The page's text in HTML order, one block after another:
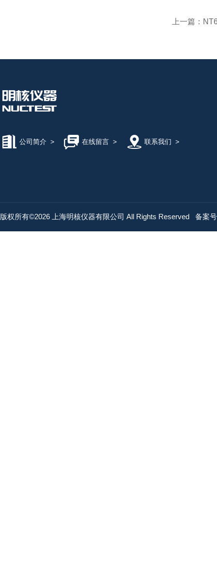
上一篇：
公司简介 > 在线留言> 联系我们 >
版权所有©2026 上海明核仪器有限公司 All Rights Reserved 备案